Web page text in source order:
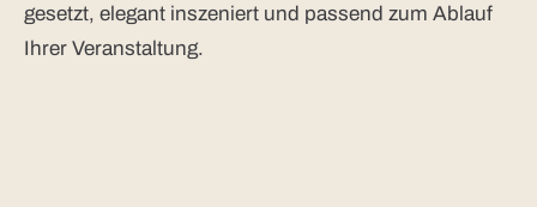
gesetzt, elegant inszeniert und passend zum Ablauf
Ihrer Veranstaltung.